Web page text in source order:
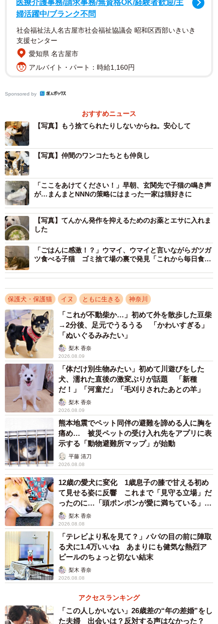
2/5
引き取った当初のめご
PETSのスタッフは一も二もなく、受け入れを承諾。すぐに
その大型ワンコを引き取り、「めご」と名付け、まずは病
け。同団体に戻ってすぐにスタッフはめごにシャンプーを
しました。28キロもあるめごのシャンプーに対し、「自分
の体力的にこたえました。夜にやるもんじゃないですね
（笑）」とスタッフは振り返りますが、ここからめごとス
タッフの、気持ちを通わせる生活が始まりました。
翌日からはめごがそれまでに過ごしてきた習慣を推測する
ことにしました。トイレは室内トイレ・庭トイレ双方を簡
単にでき、どうも馴れている様子。そして、お散歩ができ
るかどうかもチェックします。お散歩に行くためにリード
を付けようとしましたが、めごは極度にこれを拒みまし
た。
リードやお散歩を極度に嫌がる理由
めごがリードを極度に嫌がるのは、もしかするとあの日シ
ョッピングモールに繋げられ、捨てられた記憶が残ってい
るからかもしれません。
リードでつなぎ、去っていく元飼い主の背中を、めごはど
んな気持ちで見つめていたでしょうか。それを思うと憤り
を通り越し悲しくなるスタッフでしたが、怒ったり嘆いて
も、これからのめごが幸せになるわけではありません。め
ごに「ごめんね」と言いながらリードをつけ、さっそくお
散歩をすることにしました。
すると、めごはスタッフの足の周りをグルグルベタベタと
まとわりつき1メートルも動きません。スタッフは一瞬「お
散歩されていなかったのかな？」と思いましたが、お家の
ほうに帰ろうとすると一転。めごは安心しきった顔でスタ
スタ歩き出します。やはり「お散歩」を拒む理由もまた、
捨てられた記憶が強く残っているからではないかと感じさ
せました。
スタッフはまた目頭が熱くなりました。「もう大丈夫だか
らね。私は捨てないよ。絶対に捨てないから安心してね」
の譲渡ではなく「PETSの看板犬」としてスタッフ自身がず
っと一緒に過ごすことに決めました。
医療介護事務/請求事務/無資格OK/経験者歓迎/主
婦活躍中/ブランク不問
社会福祉法人名古屋市社会福祉協議会 昭和区西部いきいき
支援センター
愛知県 名古屋市
アルバイト・パート：時給1,160円
Sponsored by
おすすめニュース
【写真】もう捨てられたりしないからね。安心して
【写真】仲間のワンコたちとも仲良し
「ここをあけてください！」早朝、玄関先で子猫の鳴き声
が…まんまとNNNの策略にはまった一家は猫好きに
【写真】てんかん発作を抑えるためのお薬とエサに入れま
した
「ごはんに感激！？」ウマイ、ウマイと言いながらガツガ
ツ食べる子猫 ゴミ捨て場の裏で発見「これから毎日食べ
保護犬・保護猫 イヌ ともに生きる 神奈川
「これが不動柴か…」初めて外を散歩した豆柴
→2分後、足元でうるうる 「かわいすぎる」
「ぬいぐるみみたい」
梨木 香奈
2026.08.09
「体だけ別生物みたい」初めて川遊びをした
犬、濡れた直後の激変ぶりが話題 「新種
だ！」「河童だ」「毛刈りされたあとの羊」
梨木 香奈
2026.08.09
熊本地震でペット同伴の避難を諦める人に胸を
痛め… 被災ペットの受け入れ先をアプリに表
示する「動物避難所マップ」が始動
平藤 清刀
2026.08.08
12歳の愛犬に変化 1歳息子の膝で甘える初め
て見せる姿に反響 これまで「見守る立場」だ
ったのに…「頭ポンポンが愛に満ちている」
「尊…」
梨木 香奈
2026.08.08
「テレビより私を見て？」パパの目の前に陣取
る犬に1.4万いいね あまりにも健気な熱烈ア
ピールのちょっと切ない結末
梨木 香奈
2026.08.08
アクセスランキング
「この人しかいない」26歳差の“年の差婚”をし
た夫婦 出会いは？反対する声はなかった？